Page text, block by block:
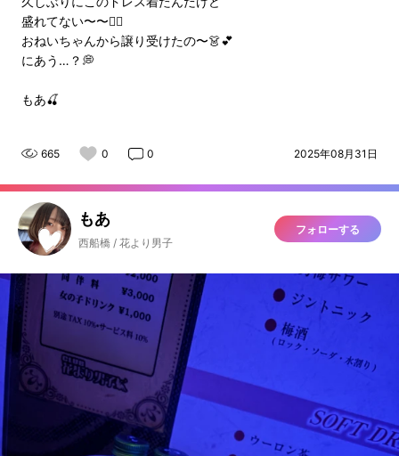
盛れてない〜〜😵‍💫
おねいちゃんから譲り受けたの〜👗💕
にあう…？💭
もあ🍒
665 0 0 2025年08月31日
もあ
西船橋 / 花より男子
フォローする